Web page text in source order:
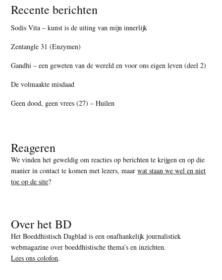
Recente berichten
Sodis Vita – kunst is de uiting van mijn innerlijk
Zentangle 31 (Enzymen)
Gandhi – een geweten van de wereld en voor ons eigen leven (deel 2)
De volmaakte misdaad
Geen dood, geen vrees (27) – Huilen
Reageren
We vinden het geweldig om reacties op berichten te krijgen en op die
manier in contact te komen met lezers, maarwat staan we wel en niet
toe op de site?
Over het BD
Het Boeddhistisch Dagblad is een onafhankelijk journalistiek
webmagazine over boeddhistische thema’s en inzichten.
Lees ons colofon.